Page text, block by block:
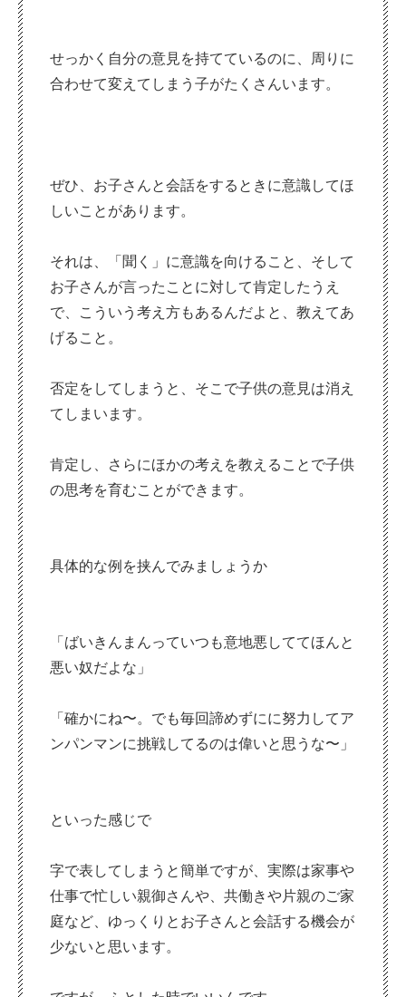
せっかく自分の意見を持てているのに、周りに
合わせて変えてしまう子がたくさんいます。
ぜひ、お子さんと会話をするときに意識してほ
しいことがあります。
それは、「聞く」に意識を向けること、そして
お子さんが言ったことに対して肯定したうえ
で、こういう考え方もあるんだよと、教えてあ
げること。
否定をしてしまうと、そこで子供の意見は消え
てしまいます。
肯定し、さらにほかの考えを教えることで子供
の思考を育むことができます。
具体的な例を挟んでみましょうか
「ばいきんまんっていつも意地悪しててほんと
悪い奴だよな」
「確かにね〜。でも毎回諦めずにに努力してア
ンパンマンに挑戦してるのは偉いと思うな〜」
といった感じで
字で表してしまうと簡単ですが、実際は家事や
仕事で忙しい親御さんや、共働きや片親のご家
庭など、ゆっくりとお子さんと会話する機会が
少ないと思います。